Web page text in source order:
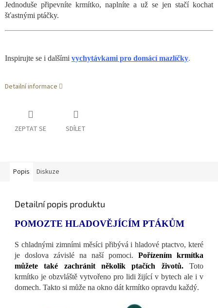
Jednoduše připevníte krmítko, naplníte a už se jen stačí kochat
šťastnými ptáčky.
Inspirujte se i dalšími vychytávkami pro domácí mazlíčky.
Detailní informace
ZEPTAT SE SDÍLET
Popis Diskuze
Detailní popis produktu
POMOZTE HLADOVĚJÍCÍM PTÁKŮM
S chladnými zimními měsíci přibývá i hladové ptactvo, které
je doslova závislé na naší pomoci. Pořízením krmítka
můžete také zachránit několik ptačích životů.Toto
krmítko je obzvláště vytvořeno pro lidi žijící v bytech ale i v
domech. Takto si může na okno dát krmítko opravdu každý.